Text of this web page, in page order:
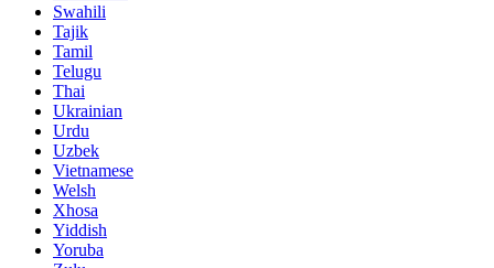
Swahili
Tajik
Tamil
Telugu
Thai
Ukrainian
Urdu
Uzbek
Vietnamese
Welsh
Xhosa
Yiddish
Yoruba